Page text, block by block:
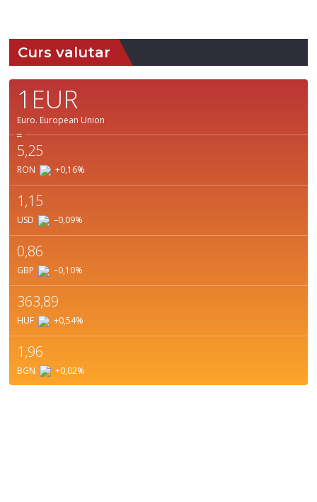
Curs valutar
1EUR
Euro. European Union
=
5,25
RON +0,16%
1,15
USD –0,09%
0,86
GBP –0,10%
363,89
HUF +0,54%
1,96
BGN +0,02%